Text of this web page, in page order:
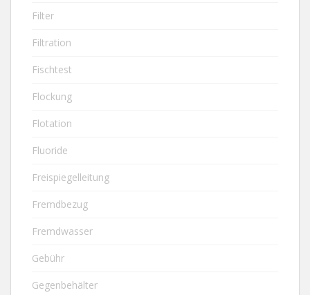
Filter
Filtration
Fischtest
Flockung
Flotation
Fluoride
Freispiegelleitung
Fremdbezug
Fremdwasser
Gebühr
Gegenbehälter